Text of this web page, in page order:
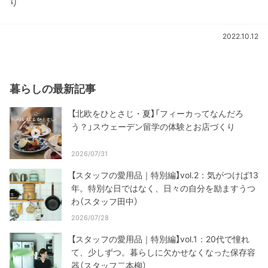
2022.10.12
暮らしの最新記事
【北欧をひとさじ・夏】「フィーカってなんだろ
う？」スウェーデン留学の体験とお店づくり
2026/07/31
【スタッフの愛用品｜特別編】vol.2：気がつけば13
年。特別な日ではなく、日々の自分を励ますうつ
わ（スタッフ田中）
2026/07/28
【スタッフの愛用品｜特別編】vol.1：20代で憧れ
て、少しずつ。暮らしに欠かせなくなった保存容
器（スタッフ二本柳）